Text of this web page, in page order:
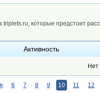
которые предстоит
Активность
Нет
6 7 8 9 10 11 12